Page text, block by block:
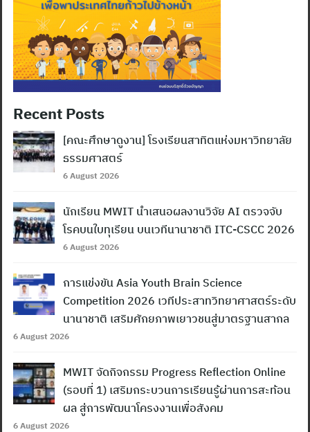
Recent Posts
[คณะศึกษาดูงาน] โรงเรียนสาทิตแห่งมหาวิทยาลัย
ธรรมศาสตร์
6 August 2026
นักเรียน MWIT นำเสนอผลงานวิจัย AI ตรวจจับ
โรคบนใบทุเรียน บนเวทีนานาชาติ ITC-CSCC 2026
6 August 2026
การแข่งขัน Asia Youth Brain Science
Competition 2026 เวทีประสาทวิทยาศาสตร์ระดับ
นานาชาติ เสริมศักยภาพเยาวชนสู่มาตรฐานสากล
6 August 2026
MWIT จัดกิจกรรม Progress Reflection Online
(รอบที่ 1) เสริมกระบวนการเรียนรู้ผ่านการสะท้อน
ผล สู่การพัฒนาโครงงานเพื่อสังคม
6 August 2026